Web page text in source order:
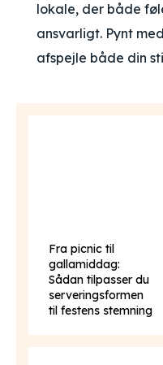
lokale, der både
ansvarligt. Pynt
afspejle både din
Fra picnic til
gallamiddag:
Sådan tilpasser du
serveringsformen
til festens stemning